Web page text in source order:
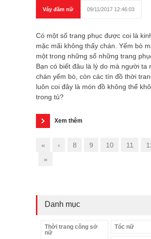
Váy đầm nữ 09/11/2017 12:46:03
Có một số trang phục được coi là
mặc mãi không thấy chán. Yếm bò
một trong những số những trang
Bạn có biết đâu là lý do mà người ta
chán yếm bò, còn các tín đồ thời
luôn coi đây là món đồ không thể
trong tủ?
Xem thêm
« ‹ 8 9 10 11
»
Danh mục
Thời trang công sở
nữ
Tóc nữ